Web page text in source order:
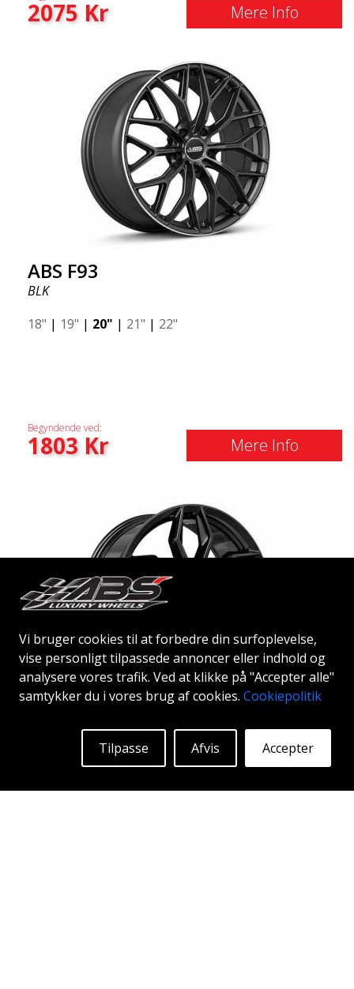
Vi bruger cookies til at forbedre din surfoplevelse,
vise personligt tilpassede annoncer eller indhold og
analysere vores trafik. Ved at klikke på "Accepter alle"
samtykker du i vores brug af cookies. Cookiepolitik
Accepter
Afvis
Tilpasse
2075Kr Mere Info
ABS F93
BLK
18" | 19" | 20" | 21" | 22"
Begyndende ved:
1803Kr Mere Info
ABS F99
|20"|21"